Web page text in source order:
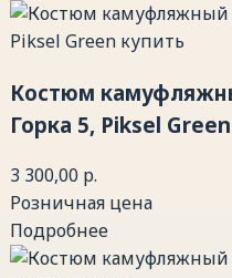
Костюм
Горка 5, Piksel
3 300,00 р.
Розничная цена
Подробнее